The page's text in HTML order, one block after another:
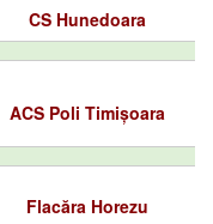
CS Hunedoara
ACS Poli Timișoara
Flacăra Horezu